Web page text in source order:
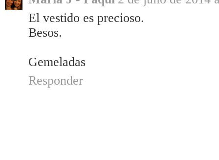
El vestido es precioso.
Besos.
Gemeladas
Responder